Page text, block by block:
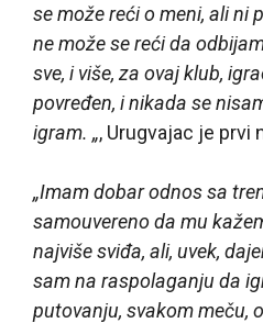
se može reći o meni, ali ni
ne može se reći da
sve, i više, za ovaj klub,
povređen, i nikada se
igram. „, Urugvajac je prvi
„Imam dobar odnos sa
samouvereno da mu
najviše sviđa, ali, uvek,
sam na raspolaganju da
putovanju, svakom meču,